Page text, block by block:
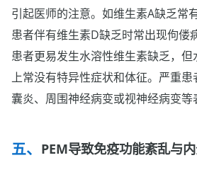
引起医师的注意。如维生素A缺乏常
患者伴有维生素D缺乏时常出现佝偻
患者更易发生水溶性维生素缺乏，
上常没有特异性症状和体征。严重
囊炎、周围神经病变或视神经病变等
PEM导致免疫功能紊乱与